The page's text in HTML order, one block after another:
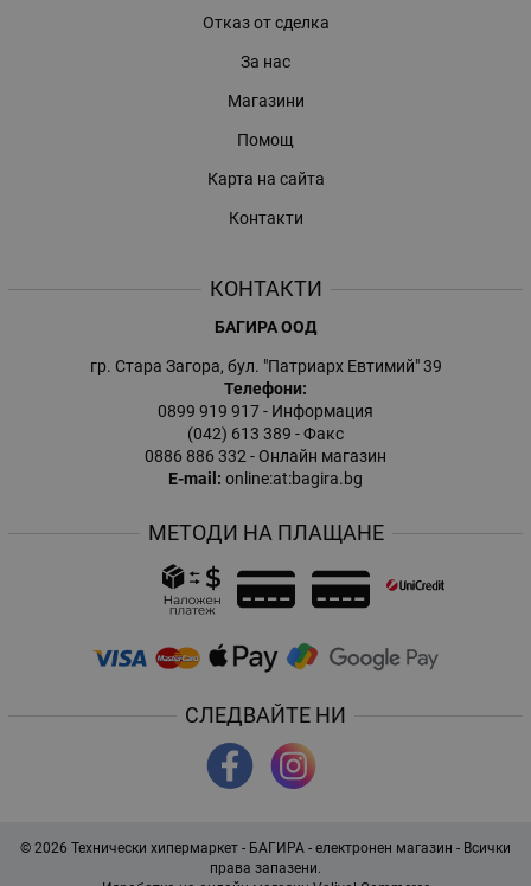
Отказ от сделка
За нас
Магазини
Помощ
Карта на сайта
Контакти
КОНТАКТИ
БАГИРА ООД
гр. Стара Загора, бул. "Патриарх Евтимий" 39
Телефони:
0899 919 917- Информация
(042) 613 389 - Факс
0886 886 332- Онлайн магазин
E-mail: online:at:bagira.bg
МЕТОДИ НА ПЛАЩАНЕ
СЛЕДВАЙТЕ НИ
© 2026 Технически хипермаркет - БАГИРА - електронен магазин - Всички
права запазени.